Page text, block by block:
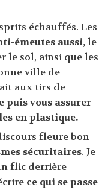
échauffés. Les
émeutes aussi,le
le sol, ainsi que les
ville de
aux tirs de
puis vous assurer
en plastique.
fleure bon
sécuritaires. Je
flic derrière
ce qui se passe